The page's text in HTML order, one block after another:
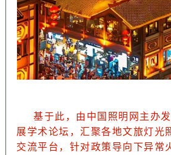
基于此，由中国照明网主办
展学术论坛，汇聚各地文旅灯光
交流平台，针对政策导向下异常